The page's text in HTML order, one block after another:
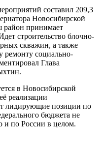
составил 209,3
Новосибирской
район принимает
строительство блочно-
скважин, а также
ремонту социально-
Глава
в Новосибирской
реализации
лидирующие позиции по
бюджета не
и по России в целом.